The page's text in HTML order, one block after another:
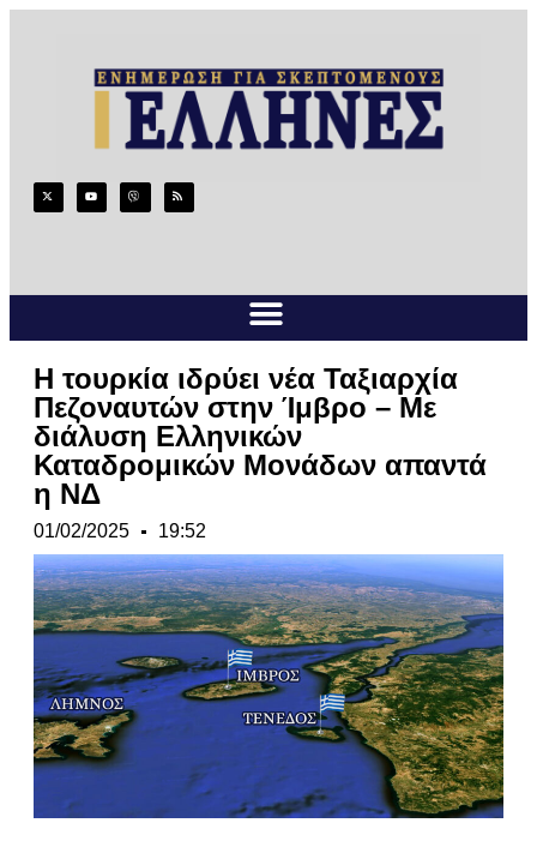
Η τουρκία ιδρύει νέα Ταξιαρχία
Πεζοναυτών στην Ίμβρο – Με
διάλυση Ελληνικών
Καταδρομικών Μονάδων απαντά
η ΝΔ
01/02/2025 19:52